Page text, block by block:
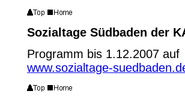
Sozialtage Südbaden der
Programm bis 1.12.2007 auf
www.sozialtage-